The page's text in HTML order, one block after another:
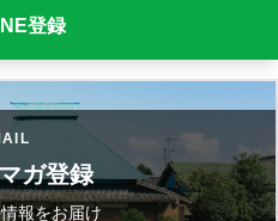
登録
ガ登録
報をお届け